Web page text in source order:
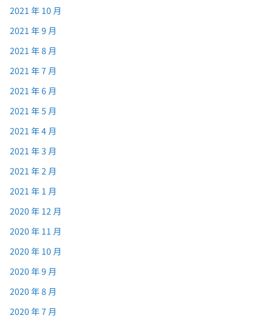
2021 年 10 月
2021 年 9 月
2021 年 8 月
2021 年 7 月
2021 年 6 月
2021 年 5 月
2021 年 4 月
2021 年 3 月
2021 年 2 月
2021 年 1 月
2020 年 12 月
2020 年 11 月
2020 年 10 月
2020 年 9 月
2020 年 8 月
2020 年 7 月